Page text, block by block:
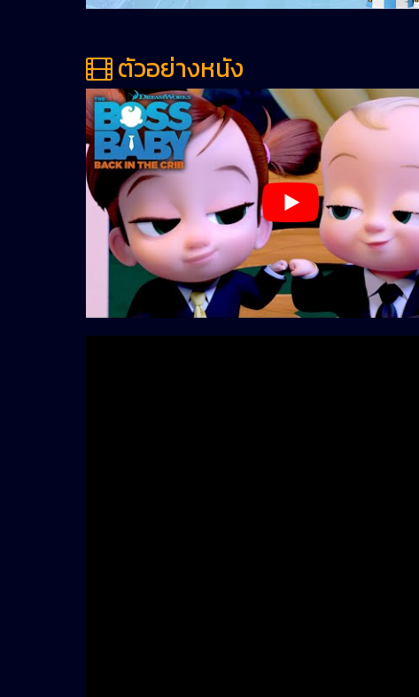
ตัวอย่างหนัง